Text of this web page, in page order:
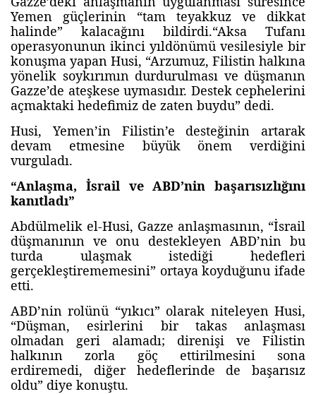
Yemen güçlerinin “tam teyakkuz ve dikkat
halinde” kalacağını bildirdi.“Aksa Tufanı
operasyonunun ikinci yıldönümü vesilesiyle bir
konuşma yapan Husi, “Arzumuz, Filistin halkına
yönelik soykırımın durdurulması ve düşmanın
Gazze’de ateşkese uymasıdır. Destek cephelerini
açmaktaki hedefimiz de zaten buydu” dedi.
Husi, Yemen’in Filistin’e desteğinin artarak
devam etmesine büyük önem verdiğini
vurguladı.
“Anlaşma, İsrail ve ABD’nin başarısızlığını
kanıtladı”
Abdülmelik el-Husi, Gazze anlaşmasının, “İsrail
düşmanının ve onu destekleyen ABD’nin bu
turda ulaşmak istediği hedefleri
gerçekleştirememesini” ortaya koyduğunu ifade
etti.
ABD’nin rolünü “yıkıcı” olarak niteleyen Husi,
“Düşman, esirlerini bir takas anlaşması
olmadan geri alamadı; direnişi ve Filistin
halkının zorla göç ettirilmesini sona
erdiremedi, diğer hedeflerinde de başarısız
oldu” diye konuştu.